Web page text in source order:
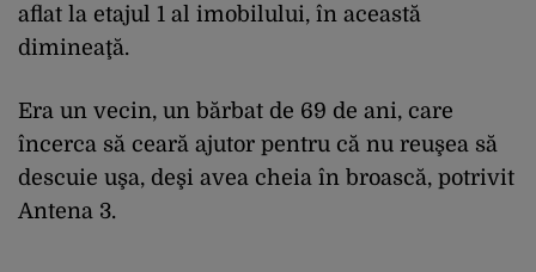
aflat la etajul 1 al imobilului, în această
dimineaţă.
Era un vecin, un bărbat de 69 de ani, care
încerca să ceară ajutor pentru că nu reuşea să
descuie uşa, deşi avea cheia în broască, potrivit
Antena 3.